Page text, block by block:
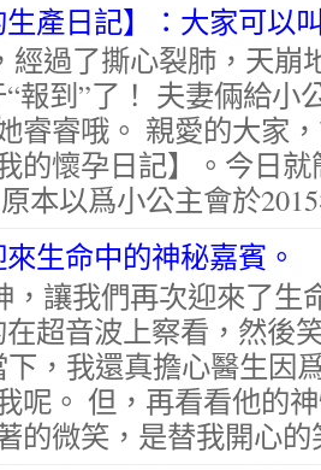
生產日記】：大家可以
經過了撕心裂肺，天崩
報到”了！ 夫妻倆給小
睿睿哦。 親愛的大家
的懷孕日記】。今日
本以爲小公主會於
生命中的神秘嘉賓。
，讓我們再次迎來了生
超音波上察看，然後
，我還真擔心醫生因
呢。 但，再看看他的
的微笑，是替我開心的